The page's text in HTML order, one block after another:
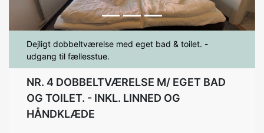
Dejligt dobbeltværelse med eget bad & toilet. -
udgang til fællesstue.
NR. 4 DOBBELTVÆRELSE M/ EGET BAD
OG TOILET. - INKL. LINNED OG
HÅNDKLÆDE